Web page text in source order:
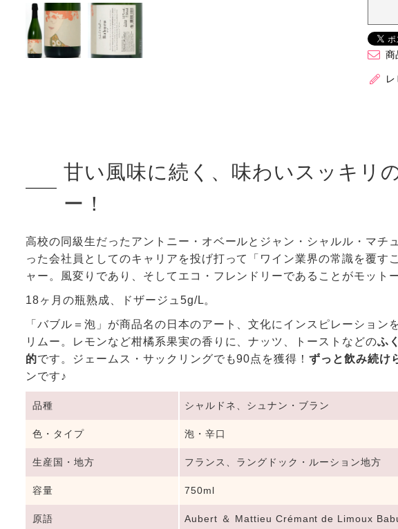
商
甘い風味に続く、味わいスッキリ
ー！
高校の同級生だったアントニー・オベールとジャン・シャルル・マチ
った会社員としてのキャリアを投げ打って「ワイン業界の常識を覆
ャー。風変りであり、そしてエコ・フレンドリーであることがモット
18ヶ月の瓶熟成、ドザージュ5g/L。
「バブル＝泡」が商品名の日本のアート、文化にインスピレーショ
リムー。レモンなど柑橘系果実の香りに、ナッツ、トーストなどのふ
的です。ジェームス・サックリングでも90点を獲得！ずっと飲み続け
ンです♪
品種 シャルドネ、シュナン・ブラン
色・タイプ 泡・辛口
生産国・地方 フランス、ラングドック・ルーション地方
容量 750ml
原語 Aubert ＆ Mattieu Crémant de Limoux